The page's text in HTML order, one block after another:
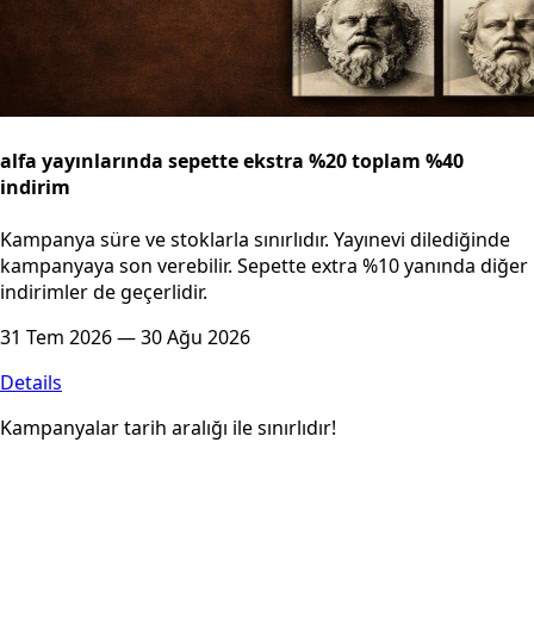
alfa yayınlarında sepette ekstra %20 toplam %40
indirim
Kampanya süre ve stoklarla sınırlıdır. Yayınevi dilediğinde
kampanyaya son verebilir. Sepette extra %10 yanında diğer
indirimler de geçerlidir.
31 Tem 2026 — 30 Ağu 2026
Details
Kampanyalar tarih aralığı ile sınırlıdır!